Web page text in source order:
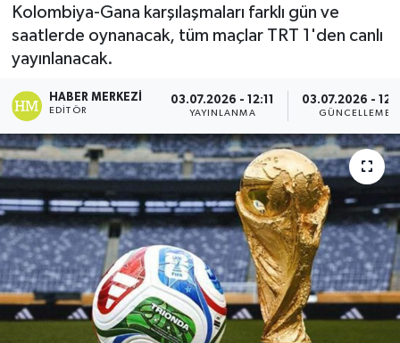
Kolombiya-Gana karşılaşmaları farklı gün ve
saatlerde oynanacak, tüm maçlar TRT 1'den canlı
yayınlanacak.
HABER MERKEZI
EDITÖR
03.07.2026 - 12:11
YAYINLANMA
03.07.2026 -
GÜNCELLEME
Ekonomi
Magazin
Özel Haber
Sağlık
Siyaset
Tüm Manşetler